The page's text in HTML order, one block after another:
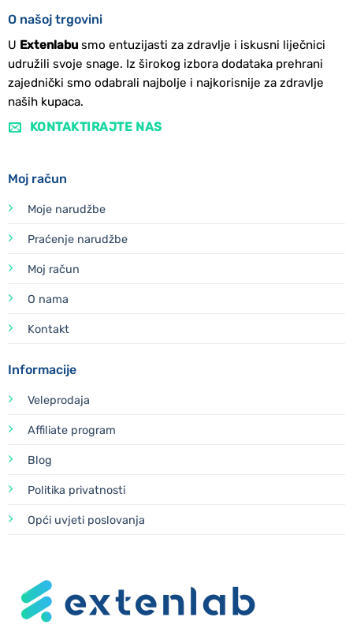
O našoj trgovini
U Extenlabusmo entuzijasti za zdravlje i iskusni liječnici
udružili svoje snage. Iz širokog izbora dodataka prehrani
zajednički smo odabrali najbolje i najkorisnije za zdravlje
naših kupaca.
KONTAKTIRAJTE NAS
Moj račun
Moje narudžbe
Praćenje narudžbe
Moj račun
O nama
Kontakt
Informacije
Veleprodaja
Affiliate program
Blog
Politika privatnosti
Opći uvjeti poslovanja